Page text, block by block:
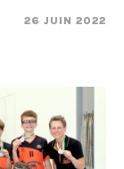
26 JUIN 2022